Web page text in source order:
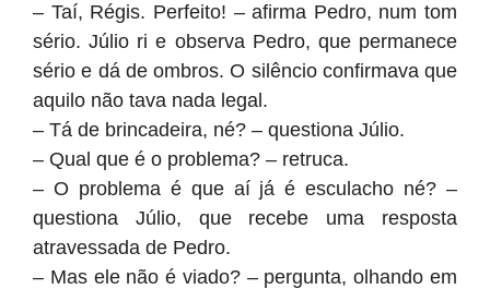
– Taí, Régis. Perfeito! – afirma Pedro, num tom
sério. Júlio ri e observa Pedro, que permanece
sério e dá de ombros. O silêncio confirmava que
aquilo não tava nada legal.
– Tá de brincadeira, né? – questiona Júlio.
– Qual que é o problema? – retruca.
– O problema é que aí já é esculacho né? –
questiona Júlio, que recebe uma resposta
atravessada de Pedro.
– Mas ele não é viado? – pergunta, olhando em